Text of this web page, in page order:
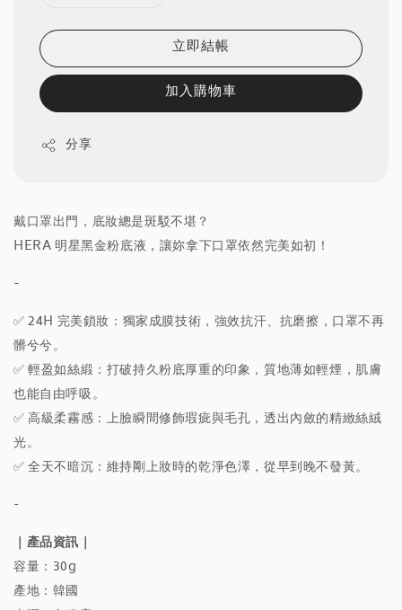
立即結帳
加入購物車
分享
戴口罩出門，底妝總是斑駁不堪？
HERA 明星黑金粉底液，讓妳拿下口罩依然完美如初！
-
✅ 24H 完美鎖妝：獨家成膜技術，強效抗汗、抗磨擦，口罩不再
髒兮兮。
✅ 輕盈如絲緞：打破持久粉底厚重的印象，質地薄如輕煙，肌膚
也能自由呼吸。
✅ 高級柔霧感：上臉瞬間修飾瑕疵與毛孔，透出內斂的精緻絲絨
光。
✅ 全天不暗沉：維持剛上妝時的乾淨色澤，從早到晚不發黃。
-
｜產品資訊｜
容量：30g
產地：韓國